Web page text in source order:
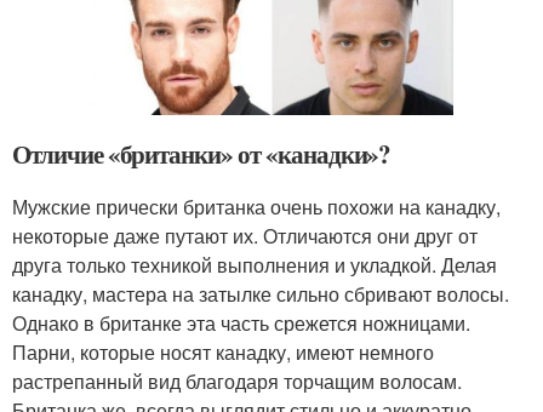
Отличие «британки» от «канадки»?
Мужские прически британка очень похожи на канадку,
некоторые даже путают их. Отличаются они друг от
друга только техникой выполнения и укладкой. Делая
канадку, мастера на затылке сильно сбривают волосы.
Однако в британке эта часть срежется ножницами.
Парни, которые носят канадку, имеют немного
растрепанный вид благодаря торчащим волосам.